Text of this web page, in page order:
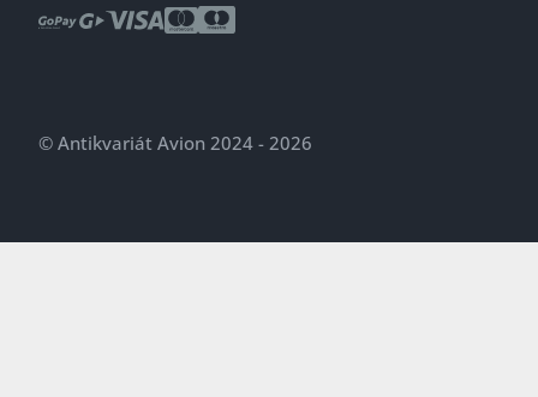
© Antikvariát Avion 2024 - 2026